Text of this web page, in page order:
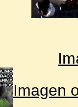
Imagen